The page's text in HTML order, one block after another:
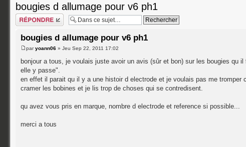
bougies d allumage pour v6 ph1
Répondre
bougies d allumage pour v6 ph1
paryoann06 » Jeu Sep 22, 2011 17:02
bonjour a tous, je voulais juste avoir un avis (sûr et bon) sur les bougies qu
elle y passe".
en effet il parait qu il y a une histoir d electrode et je voulais pas me tromper
cramer les bobines et je lis trop de choses qui se contredisent.
qu avez vous pris en marque, nombre d electrode et reference si possible...
merci a tous